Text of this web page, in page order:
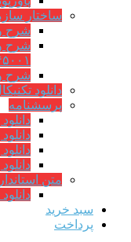
ساختار
شرح
شرح
شرح
دانلود
پرسشنامه
متن
دانلود
سبد خرید
پرداخت